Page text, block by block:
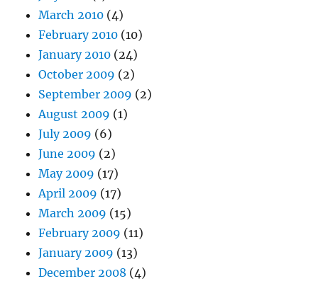
March 2010 (4)
February 2010 (10)
January 2010 (24)
October 2009 (2)
September 2009 (2)
August 2009 (1)
July 2009 (6)
June 2009 (2)
May 2009 (17)
April 2009 (17)
March 2009 (15)
February 2009 (11)
January 2009 (13)
December 2008 (4)